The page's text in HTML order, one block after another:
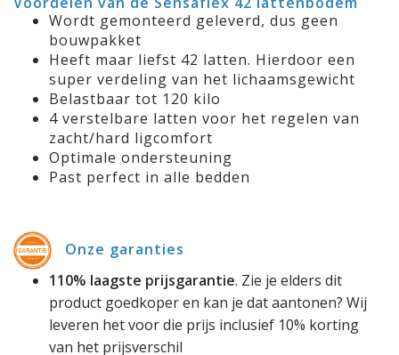
Wordt gemonteerd geleverd, dus geen
bouwpakket
Heeft maar liefst 42 latten. Hierdoor een
super verdeling van het lichaamsgewicht
Belastbaar tot 120 kilo
4 verstelbare latten voor het regelen van
zacht/hard ligcomfort
Optimale ondersteuning
Past perfect in alle bedden
Onze garanties
110% laagste prijsgarantie. Zie je elders dit
product goedkoper en kan je dat aantonen? Wij
leveren het voor die prijs inclusief 10% korting
van het prijsverschil